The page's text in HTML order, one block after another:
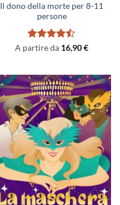
Il dono della morte per 8-11
persone
Valutato
A partire da 16,90€